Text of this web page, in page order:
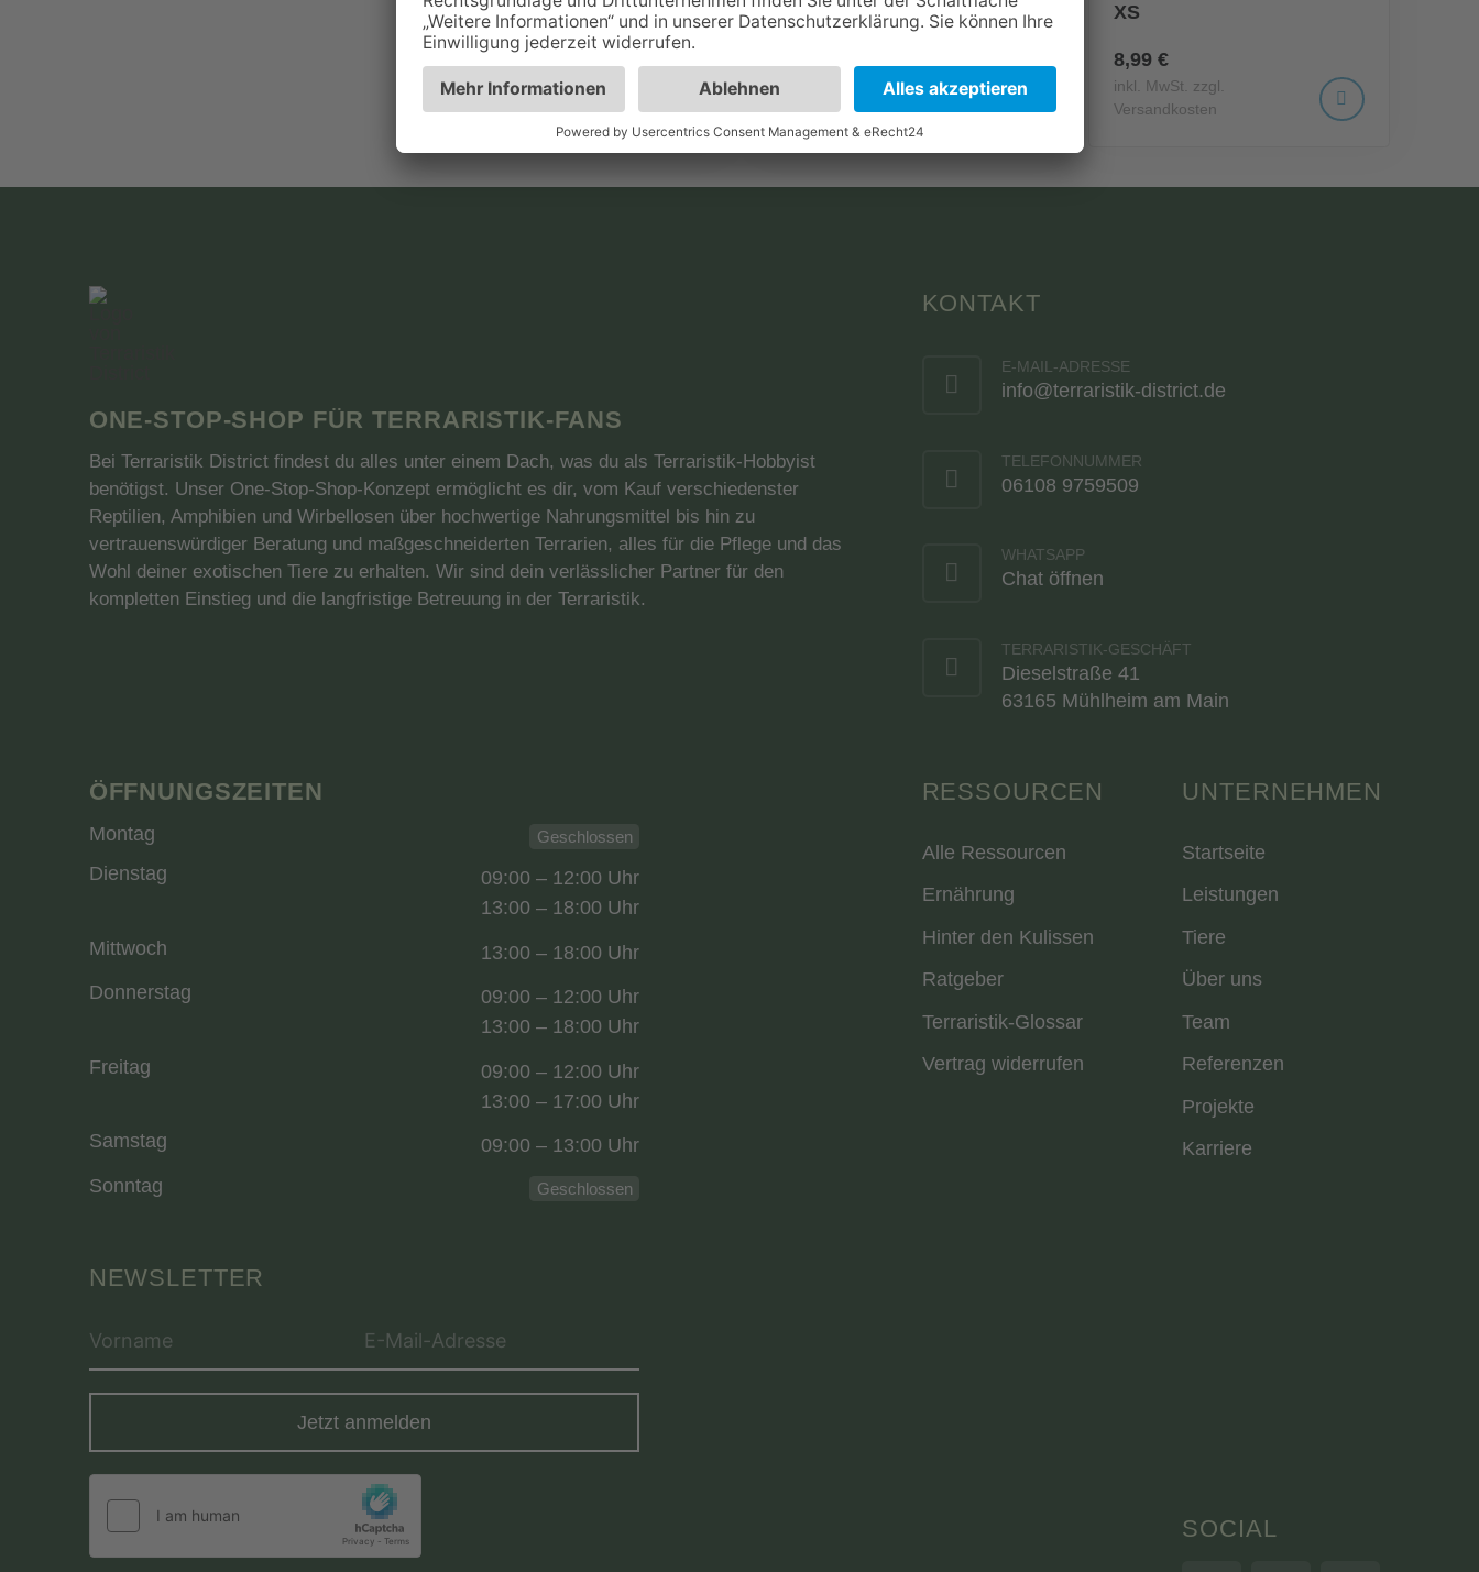
S
10,99 €
inkl. MwSt. zzgl. Versandkosten
XL
inkl. MwSt. zzgl.
Versandkosten
XS
8,99 €
inkl. MwSt. zzgl.
Versandkosten
ONE-STOP-SHOP FÜR TERRARISTIK-FANS
Bei Terraristik District findest du alles unter einem Dach, was du als Terraristik-Hobbyist
benötigst. Unser One-Stop-Shop-Konzept ermöglicht es dir, vom Kauf verschiedenster
Reptilien, Amphibien und Wirbellosen über hochwertige Nahrungsmittel bis hin zu
vertrauenswürdiger Beratung und maßgeschneiderten Terrarien, alles für die Pflege und das
Wohl deiner exotischen Tiere zu erhalten. Wir sind dein verlässlicher Partner für den
kompletten Einstieg und die langfristige Betreuung in der Terraristik.
RESSOURCEN
Alle Ressourcen
Ernährung
Hinter den Kulissen
Ratgeber
Terraristik-Glossar
Vertrag widerrufen
UNTERNEHMEN
Startseite
Leistungen
Tiere
Über uns
Team
Referenzen
Projekte
Karriere
KONTAKT
E-MAIL-ADRESSE
info@terraristik-district.de
TELEFONNUMMER
06108 9759509
WHATSAPP
Chat öffnen
TERRARISTIK-GESCHÄFT
Dieselstraße 41
63165 Mühlheim am Main
SOCIAL
ÖFFNUNGSZEITEN
Montag Geschlossen
Dienstag
09:00 – 12:00 Uhr
13:00 – 18:00 Uhr
Mittwoch
13:00 – 18:00 Uhr
Donnerstag
09:00 – 12:00 Uhr
13:00 – 18:00 Uhr
Freitag
09:00 – 12:00 Uhr
13:00 – 17:00 Uhr
Samstag
09:00 – 13:00 Uhr
Sonntag
Geschlossen
NEWSLETTER
Jetzt anmelden